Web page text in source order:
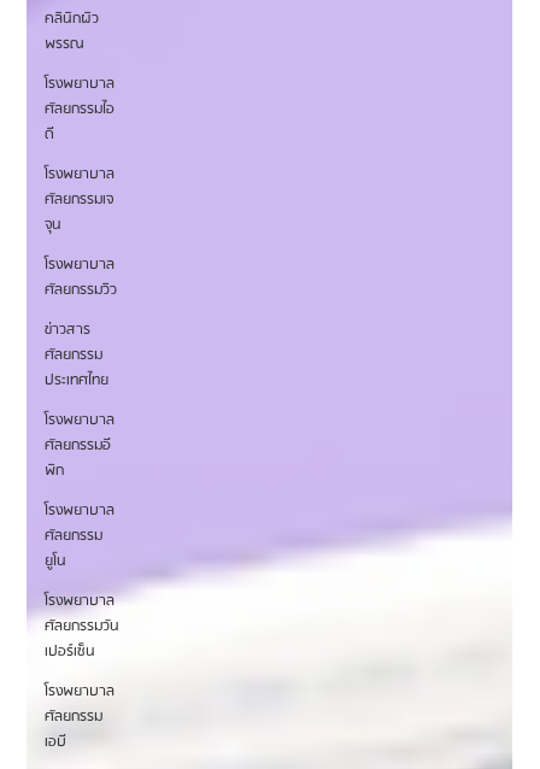
คลินิกผิว
พรรณ
โรงพยาบาล
ศัลยกรรมไอ
ดี
โรงพยาบาล
ศัลยกรรมเจ
จุน
โรงพยาบาล
ศัลยกรรมวิว
ข่าวสาร
ศัลยกรรม
ประเทศไทย
โรงพยาบาล
ศัลยกรรมอี
พิก
โรงพยาบาล
ศัลยกรรม
ยูโน
โรงพยาบาล
ศัลยกรรมวัน
เปอร์เซ็น
โรงพยาบาล
ศัลยกรรม
เอบี